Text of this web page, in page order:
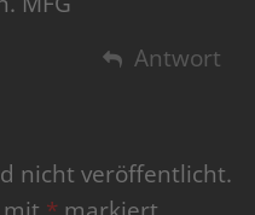
Antwort
nicht veröffentlicht.